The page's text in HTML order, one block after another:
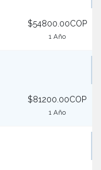
$54800.00COP
1 Año
$81200.00COP
1 Año